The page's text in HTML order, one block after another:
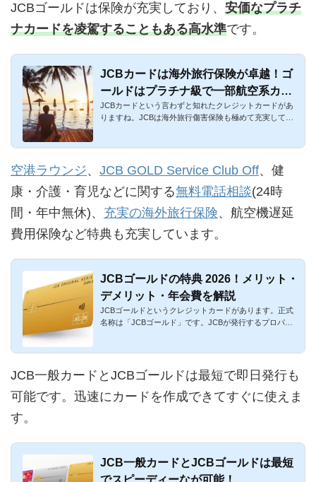
JCBゴールドは保険が充実しており、 安価なプラチ
ナカードを凌駕することもある高水準です。
JCBカードは海外旅行保険が卓越！ゴ
ールドはプラチナ級で一部航空系カー
ドは自動付帯
JCBカードという言わずと知れたクレジットカードがあ
りますね。JCBは海外旅行傷害保険も極めて充実してい
空港ラウンジ、 JCB GOLD Service Club Off、健
康・介護・育児などに関する無料電話相談(24時
間・年中無休)、 充実の海外旅行保険、航空機遅延
費用保険など特典も充実しています。
JCBゴールドの特典 2026！メリット・
デメリット・年会費を解説
JCBゴールドというクレジットカードがあります。正式
名称は「JCBゴールド」です。JCBが発行するプロパー
JCB一般カードとJCBゴールドは最短で即日発行も
可能です。迅速にカードを作成できてすぐに使えま
す。
JCB一般カードとJCBゴールドは最短
でスピーディーなが可能！